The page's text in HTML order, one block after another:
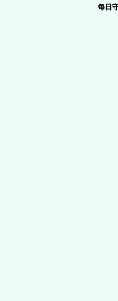
每日